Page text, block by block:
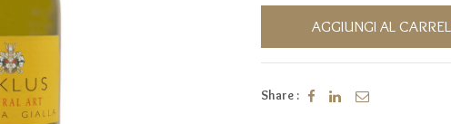
AGGIUNGI AL
Share :